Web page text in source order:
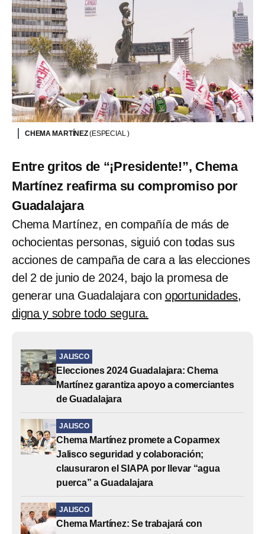
CHEMA MARTÍNEZ(ESPECIAL )
Entre gritos de “¡Presidente!”, Chema
Martínez reafirma su compromiso por
Guadalajara
Chema Martínez, en compañía de más de
ochocientas personas, siguió con todas sus
acciones de campaña de cara a las elecciones
del 2 de junio de 2024, bajo la promesa de
generar una Guadalajara con oportunidades,
digna y sobre todo segura.
JALISCO
Elecciones 2024 Guadalajara: Chema
Martínez garantiza apoyo a comerciantes
de Guadalajara
JALISCO
Chema Martínez promete a Coparmex
Jalisco seguridad y colaboración;
clausuraron el SIAPA por llevar “agua
puerca” a Guadalajara
JALISCO
Chema Martínez: Se trabajará con